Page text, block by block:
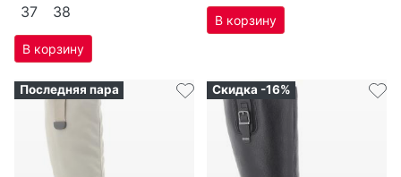
37 38
Последняя пара Скидка -16%